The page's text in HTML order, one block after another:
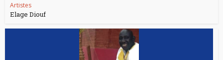
Artistes
Elage Diouf